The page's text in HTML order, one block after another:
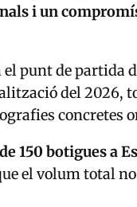
i un
punt de partida
del 2026,
concretes
150 botigues a
el volum total